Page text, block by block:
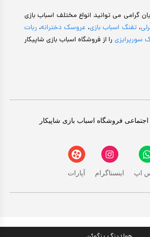
گرامی می توانید انواع مختلف اسباب بازی
،تفنگ اسباب بازی، عروسک دخترانه، ربات
سورپرایزی را از فروشگاه اسباب بازی شاپیکار
فروشگاه اسباب بازی شاپیکار
اپ اینستاگرام آپارات